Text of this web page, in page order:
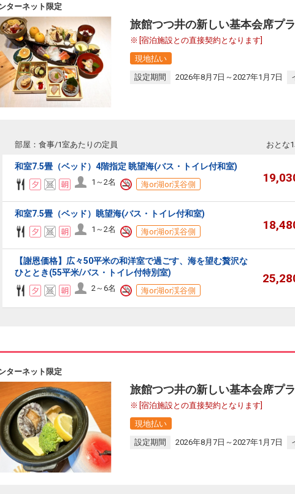
ターネット限定
旅館つつ井の新しい基本会席プ
[宿泊施設との直接契約となります]
現地払い
設定期間
2026年8月7日～2027年1月7日
部屋：食事/1室あたりの定員 おとな
和室7.5畳（ベッド）4階指定 眺望海(バス・トイレ付和室)
1～2名 海or湖or渓谷側
和室7.5畳（ベッド）眺望海(バス・トイレ付和室)
1～2名 海or湖or渓谷側
【謝恩価格】広々50平米の和洋室で過ごす、海を望む贅沢な
ひととき(55平米/バス・トイレ付特別室)
2～6名 海or湖or渓谷側
ターネット限定
旅館つつ井の新しい基本会席プ
[宿泊施設との直接契約となります]
現地払い
設定期間
2026年8月7日～2027年1月7日